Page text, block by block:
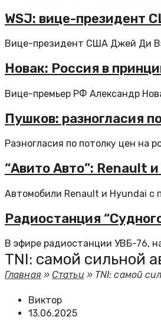
WSJ: вице-президент
Вице-президент США Джей Ди
Новак: Россия в
Вице-премьер РФ Александр
Пушков: разногласия
Разногласия по потолку цен на
“Авито Авто”: Renault
Автомобили Renault и Hyundai с
Радиостанция
В эфире радиостанции УВБ-76,
TNI: самой сильной
Главная»Статьи » TNI: самой
Виктор
13.06.2025